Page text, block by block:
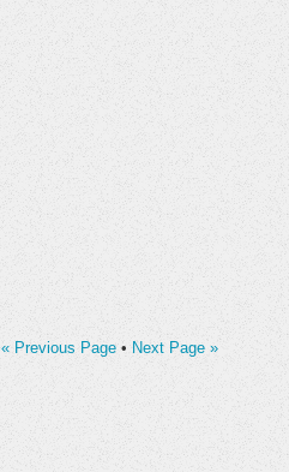
« Previous Page • Next Page »